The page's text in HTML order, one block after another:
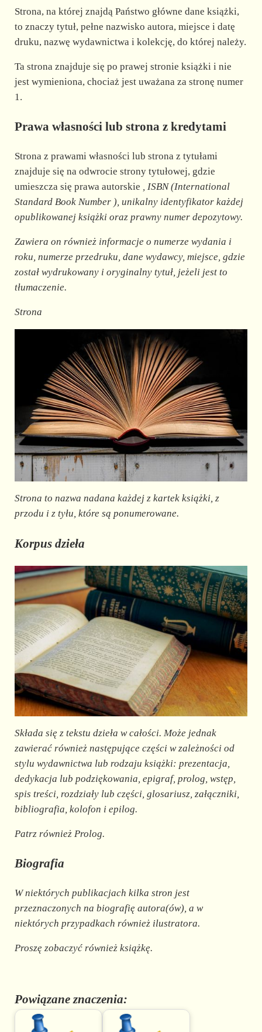
Strona, na której znajdą Państwo główne dane książki,
to znaczy tytuł, pełne nazwisko autora, miejsce i datę
druku, nazwę wydawnictwa i kolekcję, do której należy.
Ta strona znajduje się po prawej stronie książki i nie
jest wymieniona, chociaż jest uważana za stronę numer
1.
Prawa własności lub strona z kredytami
Strona z prawami własności lub strona z tytułami
znajduje się na odwrocie strony tytułowej, gdzie
umieszcza się prawa autorskie , ISBN (International
Standard Book Number ), unikalny identyfikator każdej
opublikowanej książki oraz prawny numer depozytowy.
Zawiera on również informacje o numerze wydania i
roku, numerze przedruku, dane wydawcy, miejsce, gdzie
został wydrukowany i oryginalny tytuł, jeżeli jest to
tłumaczenie.
Strona
Strona to nazwa nadana każdej z kartek książki, z
przodu i z tyłu, które są ponumerowane.
Korpus dzieła
Składa się z tekstu dzieła w całości. Może jednak
zawierać również następujące części w zależności od
stylu wydawnictwa lub rodzaju książki: prezentacja,
dedykacja lub podziękowania, epigraf, prolog, wstęp,
spis treści, rozdziały lub części, glosariusz, załączniki,
bibliografia, kolofon i epilog.
Patrz również Prolog.
Biografia
W niektórych publikacjach kilka stron jest
przeznaczonych na biografię autora(ów), a w
niektórych przypadkach również ilustratora.
Proszę zobaczyć również książkę.
Powiązane znaczenia: